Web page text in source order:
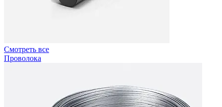
Смотреть все
Проволока